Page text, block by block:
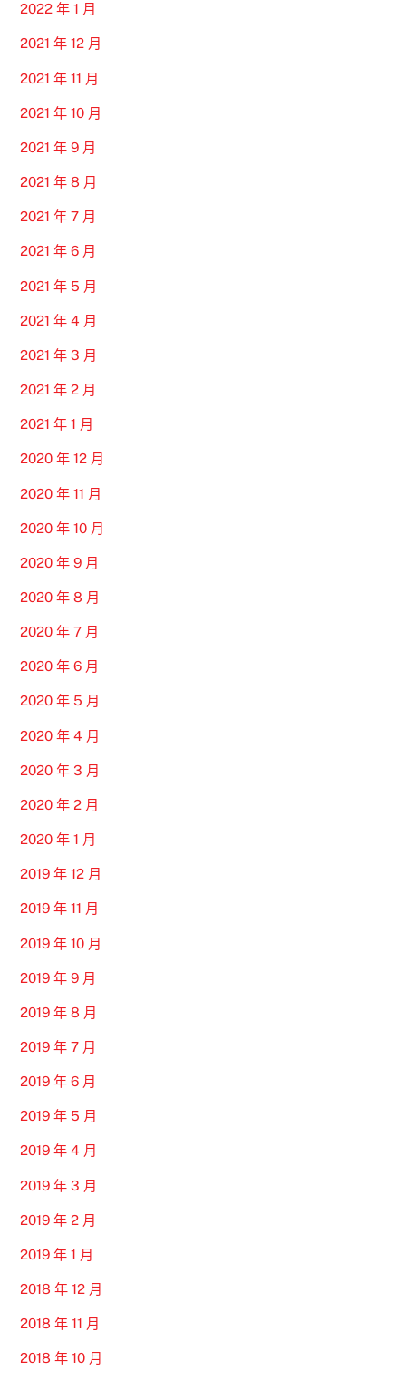
2022 年 1 月
2021 年 12 月
2021 年 11 月
2021 年 10 月
2021 年 9 月
2021 年 8 月
2021 年 7 月
2021 年 6 月
2021 年 5 月
2021 年 4 月
2021 年 3 月
2021 年 2 月
2021 年 1 月
2020 年 12 月
2020 年 11 月
2020 年 10 月
2020 年 9 月
2020 年 8 月
2020 年 7 月
2020 年 6 月
2020 年 5 月
2020 年 4 月
2020 年 3 月
2020 年 2 月
2020 年 1 月
2019 年 12 月
2019 年 11 月
2019 年 10 月
2019 年 9 月
2019 年 8 月
2019 年 7 月
2019 年 6 月
2019 年 5 月
2019 年 4 月
2019 年 3 月
2019 年 2 月
2019 年 1 月
2018 年 12 月
2018 年 11 月
2018 年 10 月